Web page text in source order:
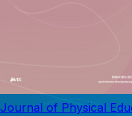
Journal of Physical